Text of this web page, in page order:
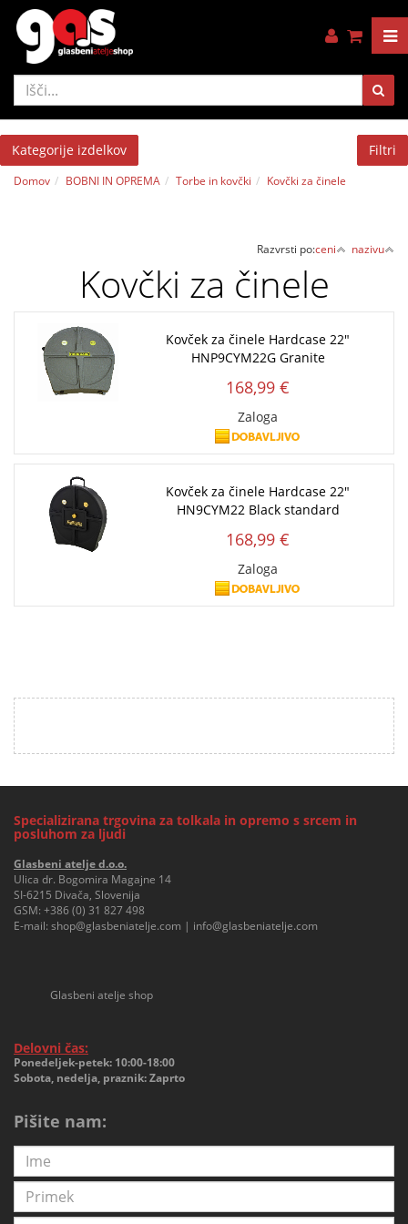
Kategorije izdelkov Filtri
Domov BOBNI IN OPREMA Torbe in kovčki Kovčki za činele
Razvrsti po:ceni nazivu
Kovčki za činele
Kovček za činele Hardcase 22"
HNP9CYM22G Granite
168,99 €
Zaloga
Kovček za činele Hardcase 22"
HN9CYM22 Black standard
168,99 €
Zaloga
Specializirana trgovina za tolkala in opremo s srcem in
posluhom za ljudi
Glasbeni atelje d.o.o.
Ulica dr. Bogomira Magajne 14
SI-6215 Divača, Slovenija
GSM: +386 (0) 31 827 498
E-mail: shop@glasbeniatelje.com | info@glasbeniatelje.com
Glasbeni atelje shop
Delovni čas:
Ponedeljek-petek: 10:00-18:00
Sobota, nedelja, praznik: Zaprto
Pišite nam: